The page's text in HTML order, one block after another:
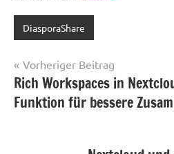
DiasporaShare
Beitragsnavigation
Vorheriger Beitrag
Rich Workspaces in
Funktion für bessere